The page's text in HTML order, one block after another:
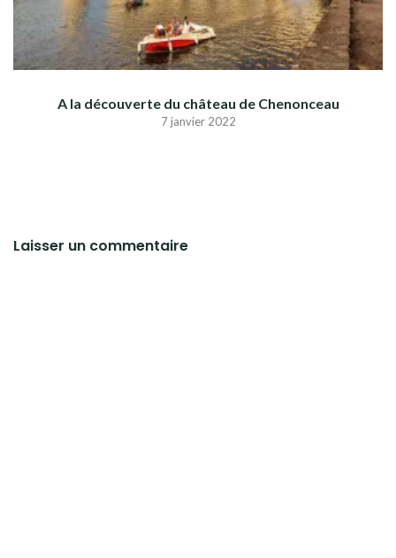
A la découverte du château de Chenonceau
7 janvier 2022
Laisser un commentaire